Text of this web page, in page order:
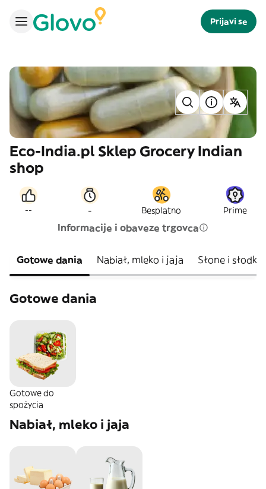
Prijavi se
Eco-India.pl Sklep Grocery Indian
shop
-- - Besplatno Prime
Informacije i obaveze trgovca
Gotowe dania Nabiał, mleko i jaja Słone i
Gotowe dania
Gotowe do
spożycia
Nabiał, mleko i jaja